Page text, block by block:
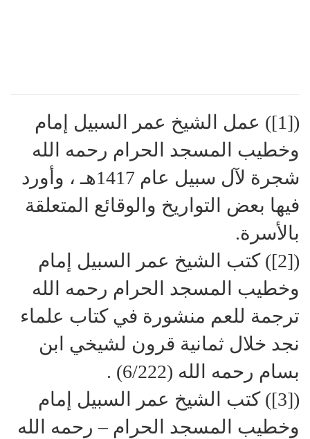
([1]) عمل الشيخ عمر السبيل إمام
وخطيب المسجد الحرام رحمه الله
شجرة لآل سبيل عام 1417هـ ، وأورد
فيها بعض التواريخ والوقائع المتعلقة
بالأسرة.
([2]) كتب الشيخ عمر السبيل إمام
وخطيب المسجد الحرام رحمه الله
ترجمة للعم منشورة في كتاب علماء
نجد خلال ثمانية قرون لشيخي ابن
بسام رحمه الله (6/222) .
([3]) كتب الشيخ عمر السبيل إمام
وخطيب المسجد الحرام – رحمه الله